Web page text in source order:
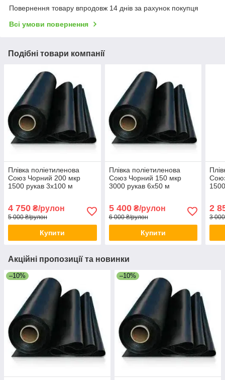
Повернення товару впродовж 14 днів за рахунок покупця
Всі умови повернення
Подібні товари компанії
Плівка поліетиленова
Союз Чорний 200 мкр
1500 рукав 3х100 м
4 750 ₴/рулон
5 000 ₴/рулон
Купити
Плівка поліетиленова
Союз Чорний 150 мкр
3000 рукав 6х50 м
5 400₴/рулон
6 000 ₴/рулон
Купити
2
3
Акційні пропозиції та новинки
–10% –10%